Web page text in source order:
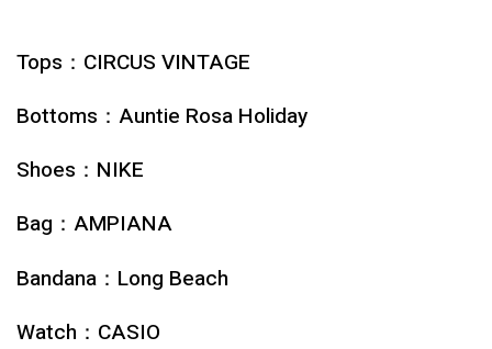
Tops：CIRCUS VINTAGE
Bottoms：Auntie Rosa Holiday
Shoes：NIKE
Bag：AMPIANA
Bandana：Long Beach
Watch：CASIO